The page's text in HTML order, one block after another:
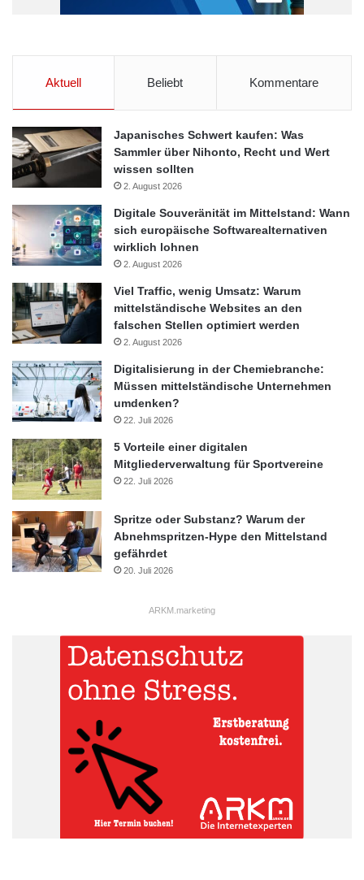
Aktuell Beliebt Kommentare
Japanisches Schwert kaufen: Was
Sammler über Nihonto, Recht und Wert
wissen sollten
2. August 2026
Digitale Souveränität im Mittelstand: Wann
sich europäische Softwarealternativen
wirklich lohnen
2. August 2026
Viel Traffic, wenig Umsatz: Warum
mittelständische Websites an den
falschen Stellen optimiert werden
2. August 2026
Digitalisierung in der Chemiebranche:
Müssen mittelständische Unternehmen
umdenken?
22. Juli 2026
5 Vorteile einer digitalen
Mitgliederverwaltung für Sportvereine
22. Juli 2026
Spritze oder Substanz? Warum der
Abnehmspritzen-Hype den Mittelstand
gefährdet
20. Juli 2026
ARKM.marketing